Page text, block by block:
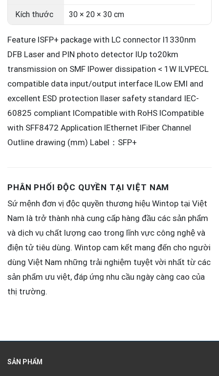
Kích thước 30 × 20 × 30 cm
Feature lSFP+ package with LC connector l1330nm
DFB Laser and PIN photo detector lUp to20km
transmission on SMF lPower dissipation < 1W lLVPECL
compatible data input/output interface lLow EMI and
excellent ESD protection llaser safety standard IEC-
60825 compliant lCompatible with RoHS lCompatible
with SFF8472 Application lEthernet lFiber Channel
Outline drawing (mm) Label：SFP+
PHÂN PHỐI ĐỘC QUYỀN TẠI VIỆT NAM
Sứ mệnh đơn vị độc quyền thương hiệu Wintop tại Việt
Nam là trở thành nhà cung cấp hàng đầu các sản phẩm
và dịch vụ chất lượng cao trong lĩnh vực công nghệ và
điện tử tiêu dùng. Wintop cam kết mang đến cho người
dùng Việt Nam những trải nghiệm tuyệt vời nhất từ các
sản phẩm ưu việt, đáp ứng nhu cầu ngày càng cao của
thị trường.
SẢN PHẨM